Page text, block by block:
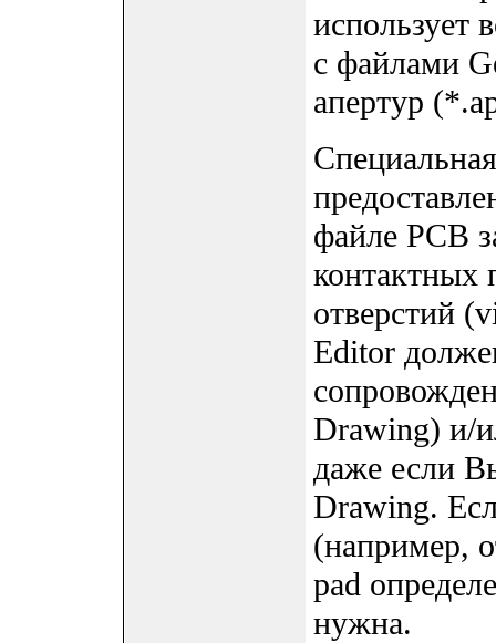
использует
с файлами
апертур
файле PCB
контактных
отверстий
Editor
Drawing) и/
даже если
Drawing.
(например,
pad
нужна.